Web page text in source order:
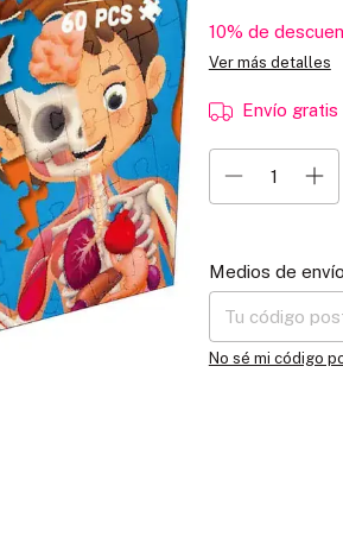
10% de
Ver más detalles
Envío gratis
Entregas para el
Medios de
No sé mi código